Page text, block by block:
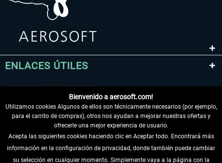
ENLACES ÚTILES
DESISTIR DEL CONTRATO
Bienvenido a aerosoft.com!
Utilizamos cookies Algunos de ellos son técnicamente necesarios (por ejemplo,
para el carrito de compras), otros nos ayudan a mejorar nuestras ofertas y
ofrecerle una mejor experiencia de usuario.
Acepta las siguientes cookies haciendo clic en Aceptar todo. Encontrará más
información en la configuración de privacidad, donde también puede cambiar
su selección en cualquier momento. Simplemente vaya a la página con la